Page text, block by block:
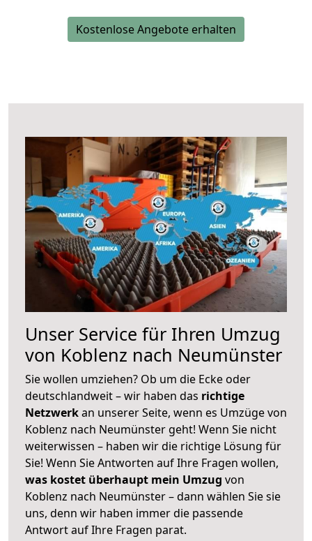
Kostenlose Angebote erhalten
Unser Service für Ihren Umzug
von Koblenz nach Neumünster
Sie wollen umziehen? Ob um die Ecke oder
deutschlandweit – wir haben das richtige
Netzwerkan unserer Seite, wenn es Umzüge von
Koblenz nach Neumünster geht! Wenn Sie nicht
weiterwissen – haben wir die richtige Lösung für
Sie! Wenn Sie Antworten auf Ihre Fragen wollen,
was kostet überhaupt mein Umzug von
Koblenz nach Neumünster – dann wählen Sie sie
uns, denn wir haben immer die passende
Antwort auf Ihre Fragen parat.